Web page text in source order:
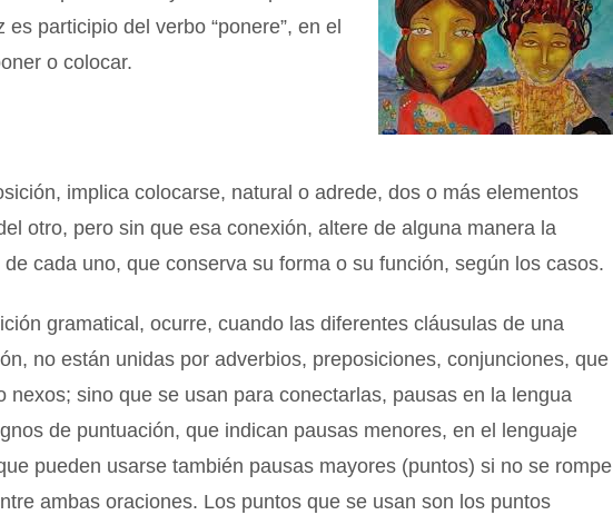
es participio del verbo “ponere”, en el
o colocar.
implica colocarse, natural o adrede, dos o más elementos
otro, pero sin que esa conexión, altere de alguna manera la
cada uno, que conserva su forma o su función, según los casos.
gramatical, ocurre, cuando las diferentes cláusulas de una
no están unidas por adverbios, preposiciones, conjunciones, que
nexos; sino que se usan para conectarlas, pausas en la lengua
de puntuación, que indican pausas menores, en el lenguaje
pueden usarse también pausas mayores (puntos) si no se rompe
ambas oraciones. Los puntos que se usan son los puntos